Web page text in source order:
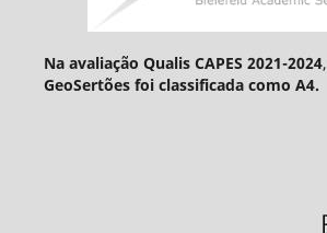
Na avaliação Qualis CAPES 2021-2024,
GeoSertões foi classificada como A4.